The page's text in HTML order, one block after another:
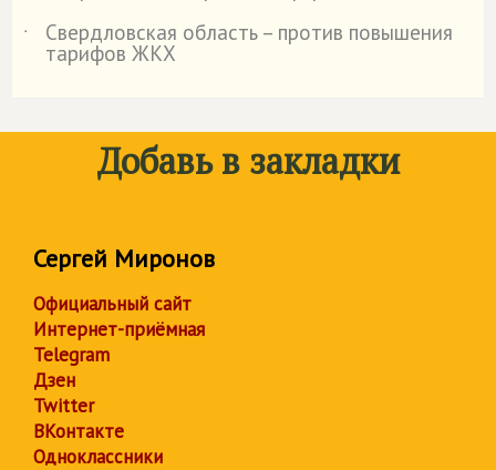
˙
Свердловская область – против повышения
тарифов ЖКХ
Добавь в закладки
Сергей Миронов
Официальный сайт
Интернет-приёмная
Telegram
Дзен
Twitter
ВКонтакте
Одноклассники